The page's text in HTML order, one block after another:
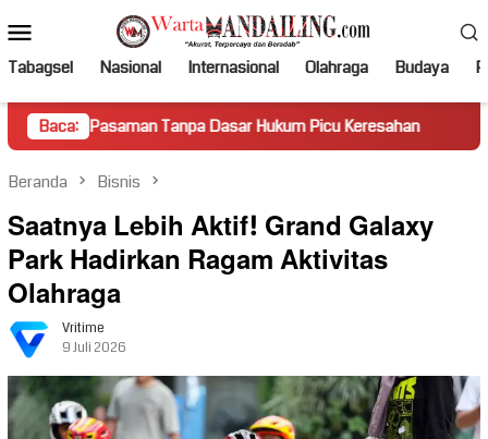
ke
kontenMobile
Tabagsel Nasional Internasional Olahraga Budaya
Baca:
Tanpa Dasar Hukum Picu Keresahan Truk Miring
Beranda Bisnis
Saatnya Lebih Aktif! Grand Galaxy
Park Hadirkan Ragam Aktivitas
Olahraga
Vritime
9 Juli 2026